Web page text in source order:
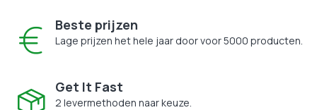
Beste prijzen
Lage prijzen het hele jaar door voor 5000 producten.
Get It Fast
2 levermethoden naar keuze.